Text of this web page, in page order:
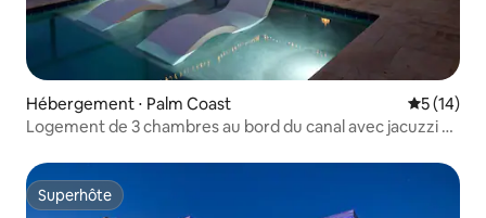
Hébergement ⋅ Palm Coast
5 (14)
Logement de 3 chambres au bord du canal avec jacuzzi et
Superhôte
Superhôte